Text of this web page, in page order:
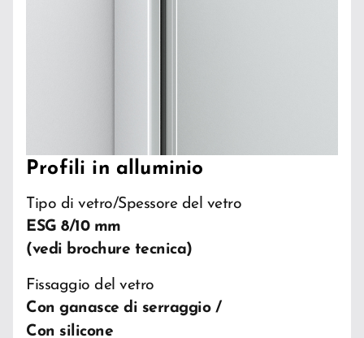
Profili in alluminio
Tipo di vetro/Spessore del vetro
ESG 8/10 mm
(vedi brochure tecnica)
Fissaggio del vetro
Con ganasce di serraggio /
Con silicone